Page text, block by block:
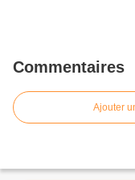
Commentaires
Ajouter